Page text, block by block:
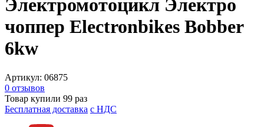
Электромотоцикл Электро
чоппер Electronbikes Bobber
6kw
Артикул: 06875
0 отзывов
Товар купили 99 раз
Бесплатная доставка c НДС